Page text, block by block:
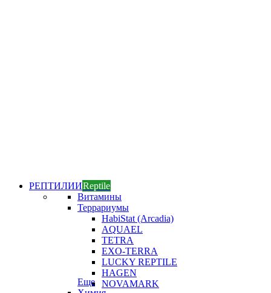
РЕПТИЛИИReptile
Витамины
Террариумы
HabiStat (Arcadia)
AQUAEL
TETRA
EXO-TERRA
LUCKY REPTILE
HAGEN
NOVAMARK
Еще